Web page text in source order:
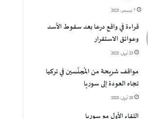
7 ديسمبر، 2025
قراءة في واقع درعا بعد سقوط الأسد
وعوائق الاستقرار
23 أبريل، 2025
مواقف شريحة من المُجنّسين في تركيا
تجاه العودة إلى سوريا
20 أبريل، 2025
اللقاء الأول مع سوريا